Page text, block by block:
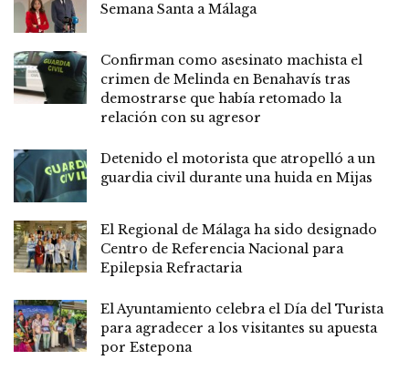
Semana Santa a Málaga
Confirman como asesinato machista el
crimen de Melinda en Benahavís tras
demostrarse que había retomado la
relación con su agresor
Detenido el motorista que atropelló a un
guardia civil durante una huida en Mijas
El Regional de Málaga ha sido designado
Centro de Referencia Nacional para
Epilepsia Refractaria
El Ayuntamiento celebra el Día del Turista
para agradecer a los visitantes su apuesta
por Estepona